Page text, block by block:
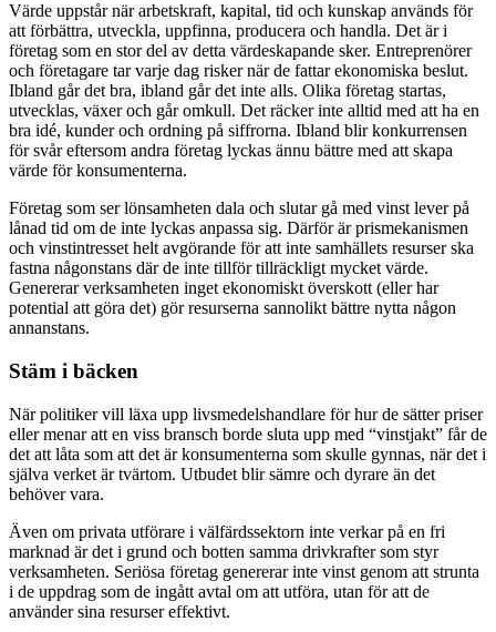
Värde uppstår när arbetskraft, kapital, tid och kunskap används för
att förbättra, utveckla, uppfinna, producera och handla. Det är i
företag som en stor del av detta värdeskapande sker. Entreprenörer
och företagare tar varje dag risker när de fattar ekonomiska beslut.
Ibland går det bra, ibland går det inte alls. Olika företag startas,
utvecklas, växer och går omkull. Det räcker inte alltid med att ha en
bra idé, kunder och ordning på siffrorna. Ibland blir konkurrensen
för svår eftersom andra företag lyckas ännu bättre med att skapa
värde för konsumenterna.
Företag som ser lönsamheten dala och slutar gå med vinst lever på
lånad tid om de inte lyckas anpassa sig. Därför är prismekanismen
och vinstintresset helt avgörande för att inte samhällets resurser ska
fastna någonstans där de inte tillför tillräckligt mycket värde.
Genererar verksamheten inget ekonomiskt överskott (eller har
potential att göra det) gör resurserna sannolikt bättre nytta någon
annanstans.
Stäm i bäcken
När politiker vill läxa upp livsmedelshandlare för hur de sätter priser
eller menar att en viss bransch borde sluta upp med “vinstjakt” får de
det att låta som att det är konsumenterna som skulle gynnas, när det i
själva verket är tvärtom. Utbudet blir sämre och dyrare än det
behöver vara.
Även om privata utförare i välfärdssektorn inte verkar på en fri
marknad är det i grund och botten samma drivkrafter som styr
verksamheten. Seriösa företag genererar inte vinst genom att strunta
i de uppdrag som de ingått avtal om att utföra, utan för att de
använder sina resurser effektivt.